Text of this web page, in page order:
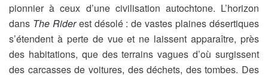
pionnier à ceux d’une civilisation autochtone. L’horizon
dans The Riderest désolé : de vastes plaines désertiques
s’étendent à perte de vue et ne laissent apparaître, près
des habitations, que des terrains vagues d’où surgissent
des carcasses de voitures, des déchets, des tombes. Des